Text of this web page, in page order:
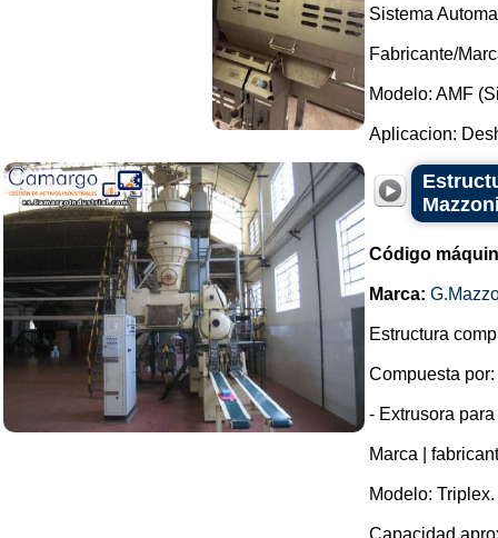
Sistema
Fabricante/
Modelo: AMF
Aplicacion:
Código
Marca:
Estructura
Compuesta por:
- Extrusora
Marca |
Modelo: Triplex.
Capacidad